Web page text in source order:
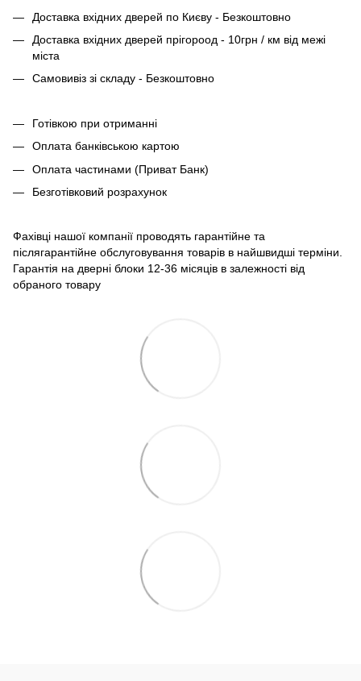
Доставка вхідних дверей по Києву - Безкоштовно
Доставка вхідних дверей прігороод - 10грн / км від межі
міста
Самовивіз зі складу - Безкоштовно
Готівкою при отриманні
Оплата банківською картою
Оплата частинами (Приват Банк)
Безготівковий розрахунок
Фахівці нашої компанії проводять гарантійне та
післягарантійне обслуговування товарів в найшвидші терміни.
Гарантія на дверні блоки 12-36 місяців в залежності від
обраного товару